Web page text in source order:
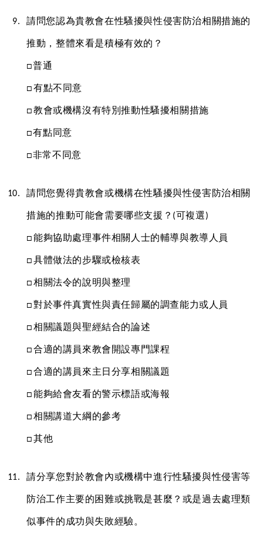
請問您認為貴教會在性騷擾與性侵害防治相關措施的
推動，整體來看是積極有效的？
□普通
□有點不同意
□教會或機構沒有特別推動性騷擾相關措施
□有點同意
□非常不同意
請問您覺得貴教會或機構在性騷擾與性侵害防治相關
措施的推動可能會需要哪些支援？(可複選)
□能夠協助處理事件相關人士的輔導與教導人員
□具體做法的步驟或檢核表
□相關法令的說明與整理
□對於事件真實性與責任歸屬的調查能力或人員
□相關議題與聖經結合的論述
□合適的講員來教會開設專門課程
□合適的講員來主日分享相關議題
□能夠給會友看的警示標語或海報
□相關講道大綱的參考
□其他
請分享您對於教會內或機構中進行性騷擾與性侵害等
防治工作主要的困難或挑戰是甚麼？或是過去處理類
似事件的成功與失敗經驗。